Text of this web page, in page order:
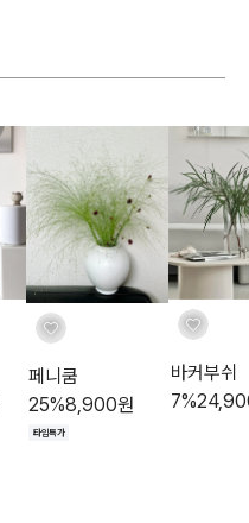
페니쿰
25%8,900원
타임특가
바커부쉬
7%